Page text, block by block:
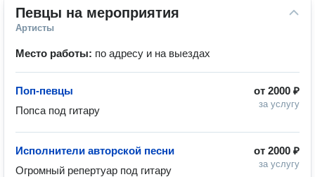
Певцы на мероприятия
Артисты
Место работы: по адресу и на выездах
от 2000 ₽
за услугу
Поп-певцы
Попса под гитару
от 2000 ₽
за услугу
Исполнители авторской песни
Огромный репертуар под гитару